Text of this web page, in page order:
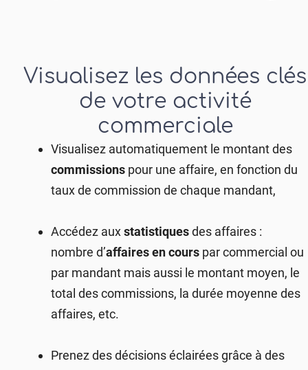
Visualisez les données clés
de votre activité
commerciale​
Visualisez automatiquement le montant des
commissions pour une affaire, en fonction du
taux de commission de chaque mandant,
Accédez auxstatistiquesdes affaires :
nombre d’affaires en cours par commercial ou
par mandant mais aussi le montant moyen, le
total des commissions, la durée moyenne des
affaires, etc.
Prenez des décisions éclairées grâce à des